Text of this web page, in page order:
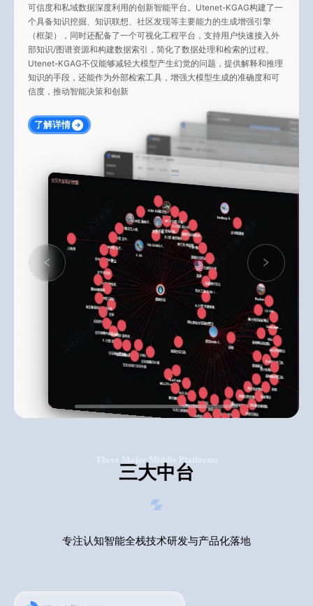
可信度和私域数据深度利用的创新智能平台。Utenet-KGAG构建了一
个具备知识挖掘、知识联想、社区发现等主要能力的生成增强引擎
（框架），同时还配备了一个可视化工程平台，支持用户快速接入外
部知识/图谱资源和构建数据索引，简化了数据处理和检索的过程。
Utenet-KGAG不仅能够减轻大模型产生幻觉的问题，提供解释和推理
知识的手段，还能作为外部检索工具，增强大模型生成的准确度和可
信度，推动智能决策和创新
了解详情
三大中台
Three Major Middle Platforms
专注认知智能全栈技术研发与产品化落地